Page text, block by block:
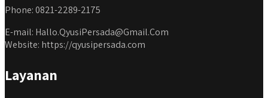
Phone: 0821-2289-2175
E-mail: Hallo.QyusiPersada@Gmail.Com
Website: https://qyusipersada.com
Layanan